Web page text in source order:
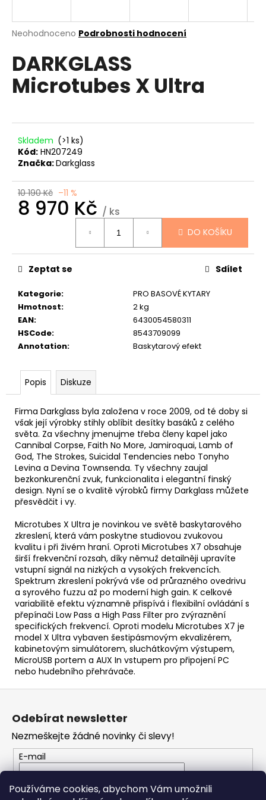
Používáme cookies, abychom Vám umožnili
Průměrné
produktu
je
0,0
Neohodnoceno Podrobnosti hodnocení
DARKGLASS
Microtubes X Ultra
Skladem (>1 ks)
Kód: HN207249
Značka:Darkglass
10 190 Kč –11 %
8 970 Kč / ks
DO KOŠÍKU
Kategorie:
PRO BASOVÉ KYTARY
Hmotnost:
2 kg
EAN:
6430054580311
HSCode:
8543709099
Annotation: Baskytarový efekt
Zeptat se Sdílet
Popis Diskuze
Firma Darkglass byla založena v roce 2009, od té doby si
však její výrobky stihly oblíbit desítky basáků z celého
světa. Za všechny jmenujme třeba členy kapel jako
Cannibal Corpse, Faith No More, Jamiroquai, Lamb of
God, The Strokes, Suicidal Tendencies nebo Tonyho
Levina a Devina Townsenda. Ty všechny zaujal
bezkonkurenční zvuk, funkcionalita i elegantní finský
design. Nyní se o kvalitě výrobků firmy Darkglass můžete
přesvědčit i vy.
Microtubes X Ultra je novinkou ve světě baskytarového
zkreslení, která vám poskytne studiovou zvukovou
kvalitu i při živém hraní. Oproti Microtubes X7 obsahuje
širší frekvenční rozsah, díky němuž detailněji upravíte
vstupní signál na nizkých a vysokých frekvencích.
Spektrum zkreslení pokrývá vše od průrazného ovedrivu
a syrového fuzzu až po moderní high gain. K celkové
variabilitě efektu významně přispívá i flexibilní ovládání s
přepínači Low Pass a High Pass Filter pro zvýraznění
specifických frekvencí. Oproti modelu Microtubes X7 je
model X Ultra vybaven šestipásmovým ekvalizérem,
kabinetovým simulátorem, sluchátkovým výstupem,
MicroUSB portem a AUX In vstupem pro připojení PC
nebo hudebního přehrávače.
j
t
?
D
o
p
u
č
e
m
e
DR
STRINGS
DRAGON
SKIN+
COATED
PHOSPHOR
BRONZE
LIGHT
12-
54
STRUNY
PRO
AKUSTICKOU
KYTARU
Kč
Z
í
Odebírat newsletter
Nezmeškejte žádné novinky či slevy!
E-mail
Vložením e-mailu souhlasíte s podmínkami
ochrany osobních údajů